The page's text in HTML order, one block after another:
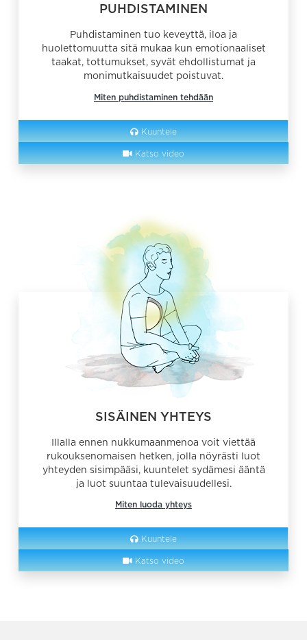
PUHDISTAMINEN
Puhdistaminen tuo keveyttä, iloa ja
huolettomuutta sitä mukaa kun emotionaaliset
taakat, tottumukset, syvät ehdollistumat ja
monimutkaisuudet poistuvat.
Miten puhdistaminen tehdään
Kuuntele
Katso video
SISÄINEN YHTEYS
Illalla ennen nukkumaanmenoa voit viettää
rukouksenomaisen hetken, jolla nöyrästi luot
yhteyden sisimpääsi, kuuntelet sydämesi ääntä
ja luot suuntaa tulevaisuudellesi.
Miten luoda yhteys
Kuuntele
Katso video